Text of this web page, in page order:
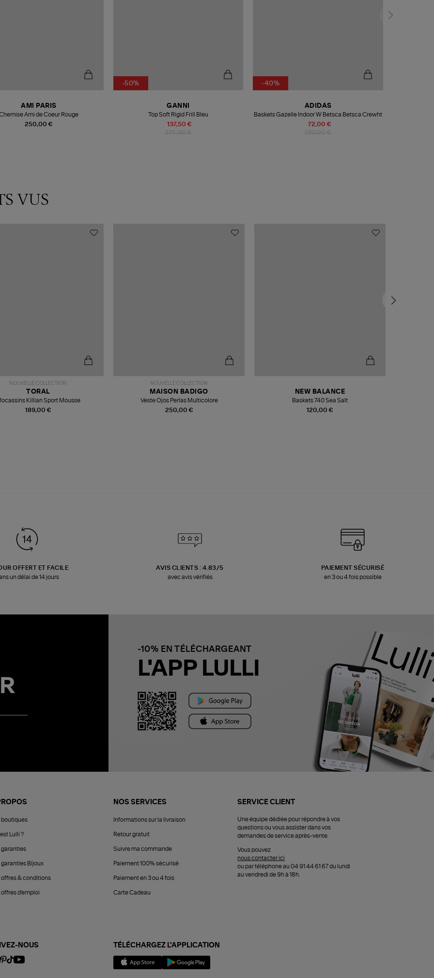
250,00 €
AMI PARIS
Ami de Coeur Rouge
-50%
137,50 €
GANNI
Top Soft Rigid Frill Bleu
-40%
72,00 €
ADIDAS
Baskets Gazelle Indoor W Betsca Betsca Crewht
VUS
NOUVELLE COLLECTION
189,00 €
TORAL
Killian Sport Mousse
NOUVELLE COLLECTION
250,00 €
MAISON BADIGO
Veste Ojos Perlas Multicolore
120,00 €
NEW BALANCE
Baskets 740 Sea Salt
OFFERT ET FACILE
un délai de 14 jours
AVIS CLIENTS : 4.83/5
avec avis vérifiés
PAIEMENT SÉCURISÉ
en 3 ou 4 fois possible
-10% EN TÉLÉCHARGEANT
L'APP LULLI
boutiques
Lulli ?
garanties
garanties Bijoux
offres & conditions
offres d'emploi
NOS SERVICES
Informations sur la livraison
Retour gratuit
Suivre ma commande
Paiement 100% sécurisé
Paiement en 3 ou 4 fois
Carte Cadeau
SERVICE CLIENT
Une équipe dédiée pour répondre à vos
questions ou vous assister dans vos
demandes de service après-vente.
Vous pouvez
nous contacter ici
ou par téléphone au 04 91 44 61 67 du lundi
au vendredi de 9h à 18h.
NOUS TÉLÉCHARGEZ L'APPLICATION